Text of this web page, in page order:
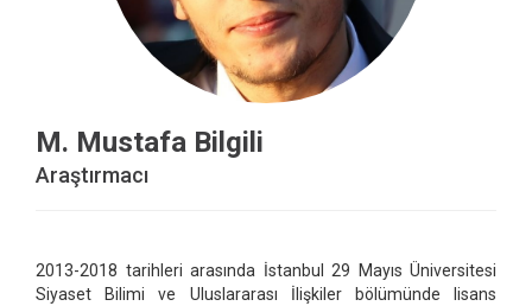
M. Mustafa Bilgili
Araştırmacı
2013-2018 tarihleri arasında İstanbul 29 Mayıs Üniversitesi
Siyaset Bilimi ve Uluslararası İlişkiler bölümünde lisans